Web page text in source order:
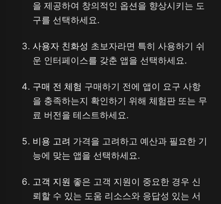
을 제공하여 창의적인 옵션을 향상시키는 도
구를 선택하세요.
사용자 친화성 초보자라면 특히 사용하기 쉬
운 인터페이스를 갖춘 앱을 선택하세요.
구매 전 체험 구매하기 전에 앱이 요구 사항
을 충족하는지 확인하기 위해 체험판 또는 무
료 버전을 테스트하세요.
비용 고려 가격을 고려하고 예산과 필요한 기
능에 맞는 앱을 선택하세요.
고객 지원 좋은 고객 지원이 중요한 경우 신
뢰할 수 있는 도움 리소스와 응답성 있는 서